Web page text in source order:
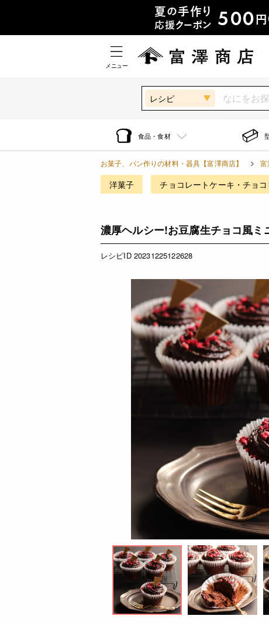
メニュー
レシピ
食品・食材
お菓子、パン作りの材料・器具【富澤商店】 富
洋菓子 チョコレートケーキ・チョ
濃厚ヘルシー!お豆腐生チョコ風ミ
レシピID 20231225122628